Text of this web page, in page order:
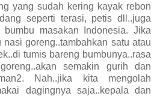
yang sudah kering kayak rebon
seperti terasi, petis dll..juga
masakan Indonesia. Jika
goreng..tambahkan satu atau
tumis bareng bumbunya..rasa
semakin gurih dan
Nah..jika kita mengolah
dagingnya saja..kepala dan